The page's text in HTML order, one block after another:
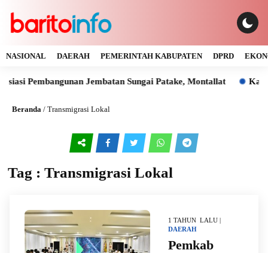
NASIONAL DAERAH PEMERINTAH KABUPATEN DPRD
Pembangunan Jembatan Sungai Patake, Montallat Kaya
Beranda / Transmigrasi Lokal
Tag : Transmigrasi Lokal
1 TAHUN LALU |
DAERAH
Pemkab